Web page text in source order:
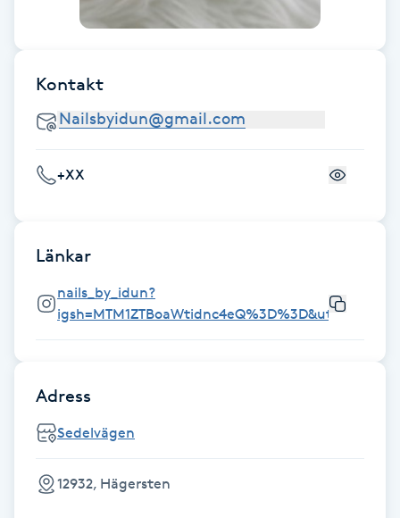
Frisör
Funktionsanalys
Färgning
Gel naglar
Gelenaglar
Gellack
Gellack med förstärkning
Kontakt
+XX
Länkar
nails_by_idun?
Adress
Sedelvägen
12932, Hägersten